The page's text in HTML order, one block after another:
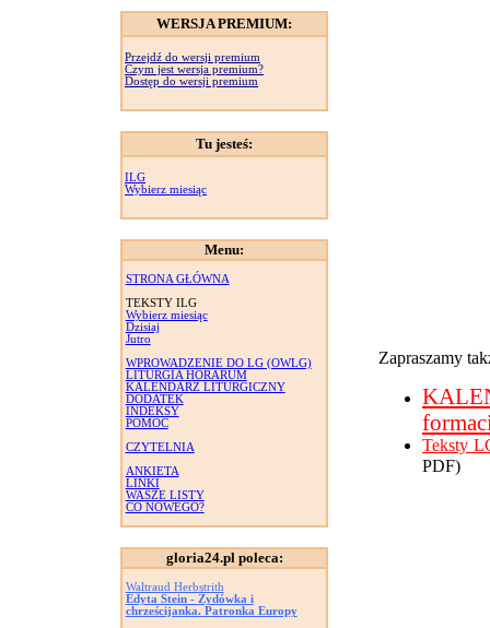
WERSJA PREMIUM:
Przejdź do wersji premium
Czym jest wersja premium?
Dostęp do wersji premium
Tu jesteś:
ILG
Wybierz miesiąc
Menu:
STRONA GŁÓWNA
TEKSTY ILG
Wybierz miesiąc
Dzisiaj
Jutro
WPROWADZENIE DO LG (OWLG)
LITURGIA HORARUM
KALENDARZ LITURGICZNY
DODATEK
INDEKSY
POMOC
CZYTELNIA
ANKIETA
LINKI
WASZE LISTY
CO NOWEGO?
gloria24.pl poleca:
Waltraud Herbstrith
Edyta Stein - Żydówka i
chrześcijanka. Patronka Europy
Zapraszamy
Teksty
PDF)